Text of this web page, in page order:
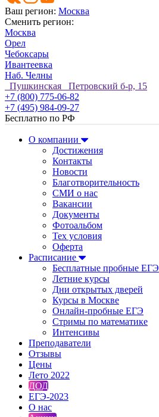
Ваш регион: Москва
Сменить регион:
Москва
Орел
Чебоксары
Ивантеевка
Наб. Челны
Пушкинская Петровский б-р, 15
+7 (800) 775-06-82
+7 (495) 984-09-27
Бесплатно по РФ
О компании
Достижения
Контакты
Новости
Благотворительность
СМИ о нас
Вакансии
Документы
Фотоальбом
Тех условия
Оферта
Расписание
Бесплатные пробные ЕГЭ
Летние курсы
Дни открытых дверей
Курсы в Москве
Онлайн-пробные ЕГЭ
Стримы по математике
Интенсивы
Преподаватели
Отзывы
Цены
Лето 2022
ДОД
ЕГЭ-2023
О нас